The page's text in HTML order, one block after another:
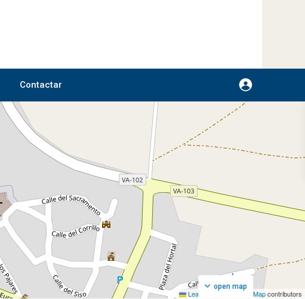
Contactar
Leaflet © OpenStreetMapcontributors
open map